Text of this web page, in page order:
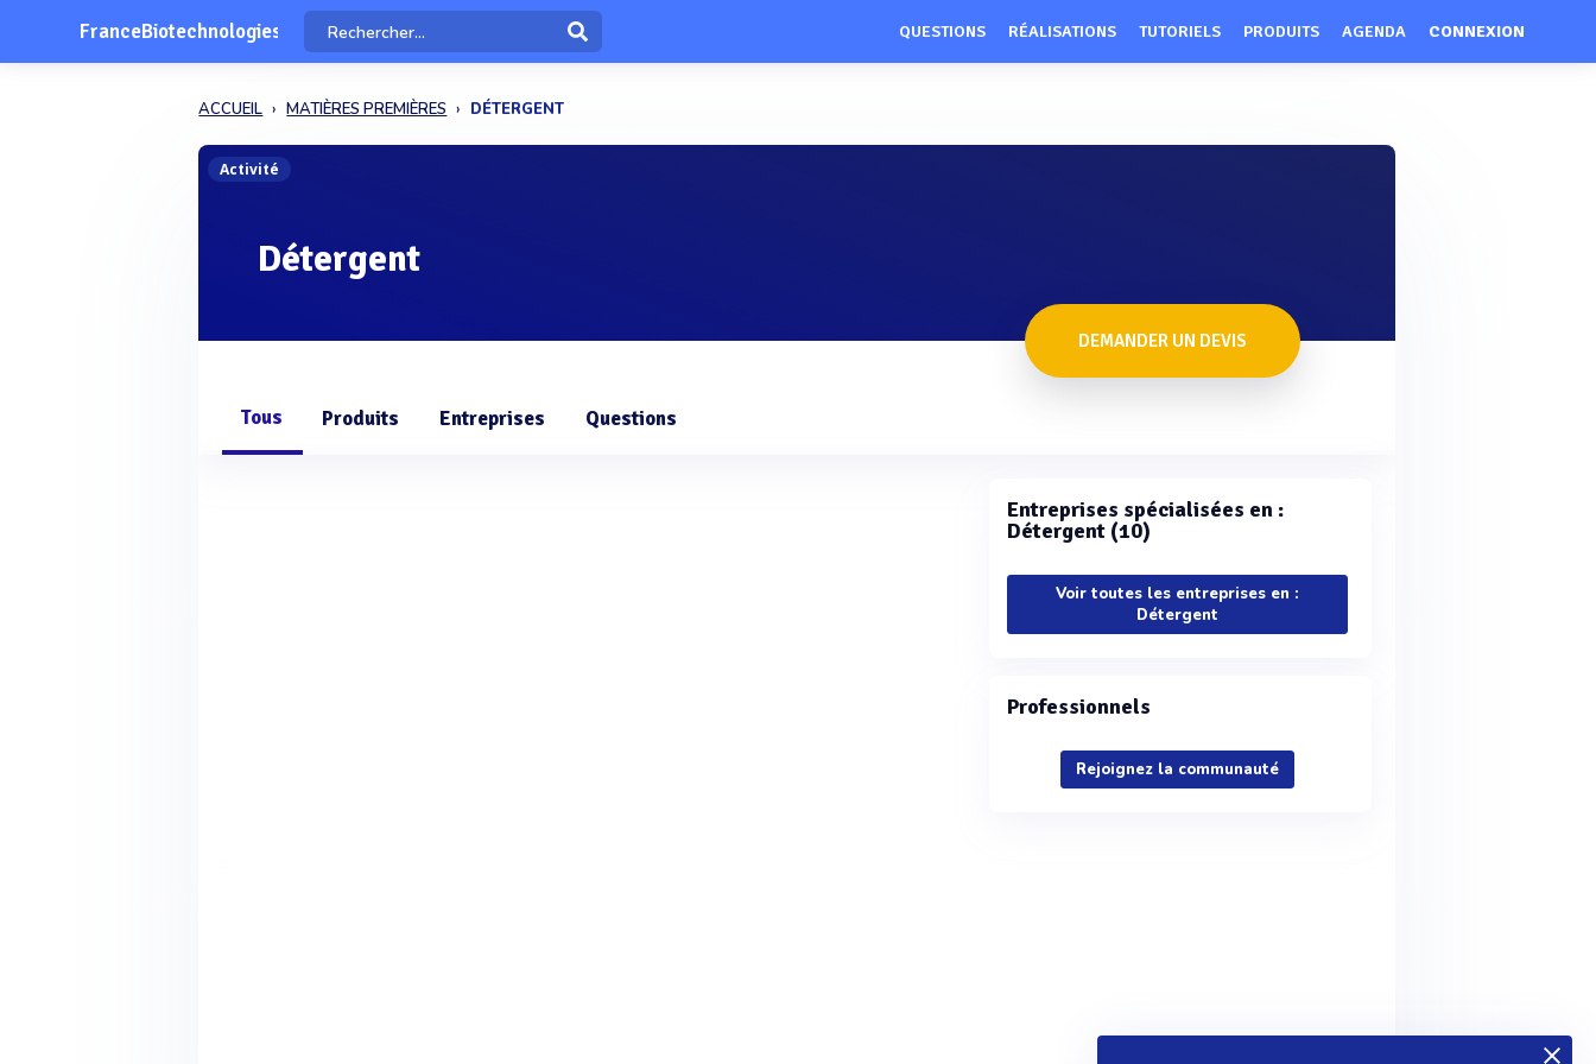
FranceBiotechnologies QUESTIONS RÉALISATIONS TUTORIELS PRODUITS AGENDA CONNEXION
ACCUEIL MATIÈRES PREMIÈRES DÉTERGENT
Activité
Détergent
DEMANDER UN DEVIS
Tous Produits Entreprises Questions
Entreprises spécialisées en :
Détergent (10)
Voir toutes les entreprises en :
Détergent
Professionnels
Rejoignez la communauté